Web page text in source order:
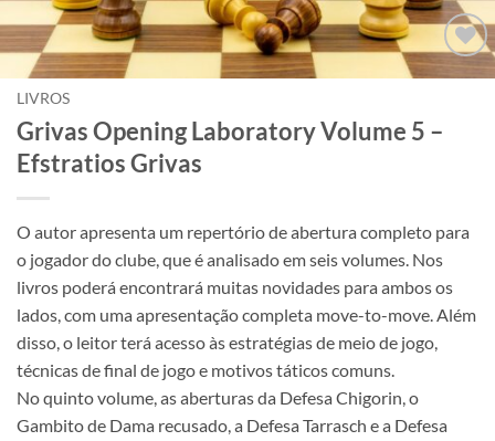
Adicionar
LIVROS
Grivas Opening Laboratory Volume 5 –
Efstratios Grivas
O autor apresenta um repertório de abertura completo para
o jogador do clube, que é analisado em seis volumes. Nos
livros poderá encontrará muitas novidades para ambos os
lados, com uma apresentação completa move-to-move. Além
disso, o leitor terá acesso às estratégias de meio de jogo,
técnicas de final de jogo e motivos táticos comuns.
No quinto volume, as aberturas da Defesa Chigorin, o
Gambito de Dama recusado, a Defesa Tarrasch e a Defesa